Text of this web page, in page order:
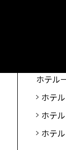
ホテル
ホテ
ホテ
ホテ